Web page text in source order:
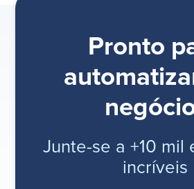
Pronto
Junte-se a +10 mil
incríveis